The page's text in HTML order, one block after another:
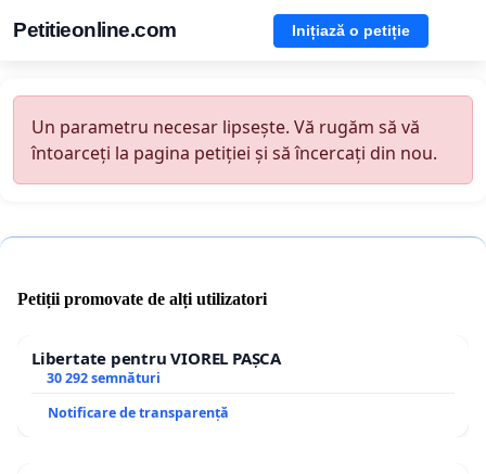
Petitieonline.com Inițiază o petiție
Un parametru necesar lipsește. Vă rugăm să vă
întoarceți la pagina petiției și să încercați din nou.
Petiții promovate de alți utilizatori
Libertate pentru VIOREL PAȘCA
30 292 semnături
Notificare de transparență